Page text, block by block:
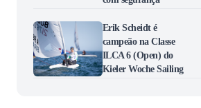
Erik Scheidt é
campeão na Classe
ILCA 6 (Open) do
Kieler Woche Sailing